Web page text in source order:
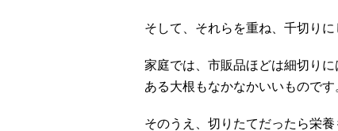
そして、それらを重ね、千切り
家庭では、市販品ほどは細切り
ある大根もなかなかいいものです
そのうえ、切りたてだったら栄養